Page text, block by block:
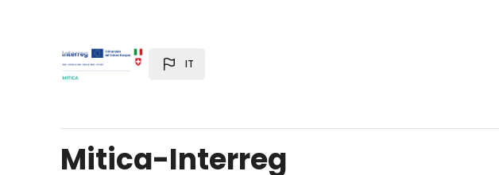
IT
Mitica-Interreg